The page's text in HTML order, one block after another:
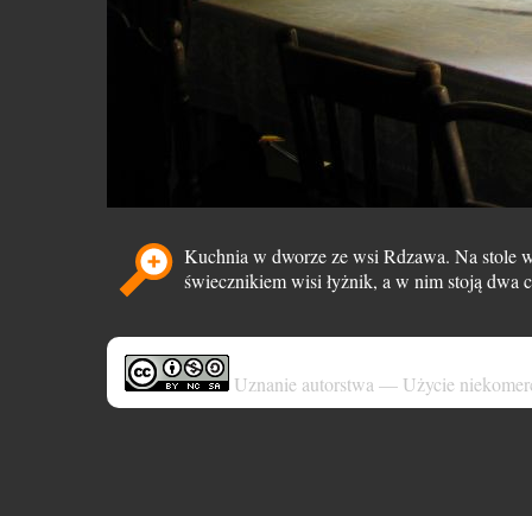
Kuchnia w dworze ze wsi Rdzawa. Na stole
świecznikiem wisi łyżnik, a w nim stoją dwa
Uznanie autorstwa — Użycie